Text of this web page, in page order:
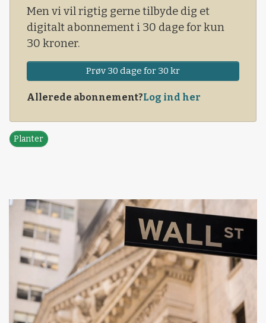
Men vi vil rigtig gerne tilbyde dig et
digitalt abonnement i 30 dage for kun
30 kroner.
Prøv 30 dage for 30 kr
Allerede abonnement?Log ind her
Planter